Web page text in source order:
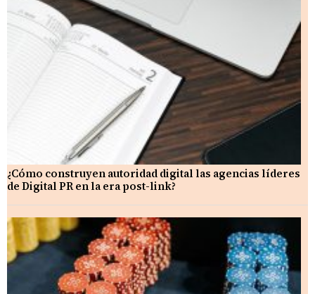
¿Cómo construyen autoridad digital las agencias líderes
de Digital PR en la era post-link?